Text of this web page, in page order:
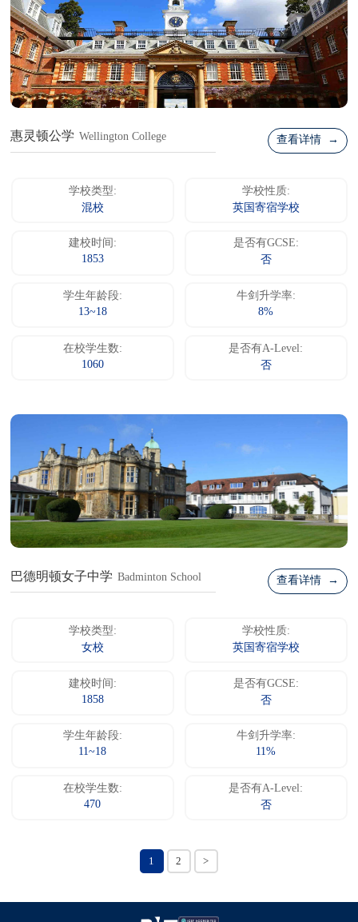
惠灵顿公学 Wellington College 查看详情 →
学校类型:
混校
学校性质:
英国寄宿学校
建校时间:
1853
是否有GCSE:
否
学生年龄段:
13~18
牛剑升学率:
8%
在校学生数:
1060
是否有A-Level:
否
巴德明顿女子中学 Badminton School 查看详情 →
学校类型:
女校
学校性质:
英国寄宿学校
建校时间:
1858
是否有GCSE:
否
学生年龄段:
11~18
牛剑升学率:
11%
在校学生数:
470
是否有A-Level:
否
1 2 >